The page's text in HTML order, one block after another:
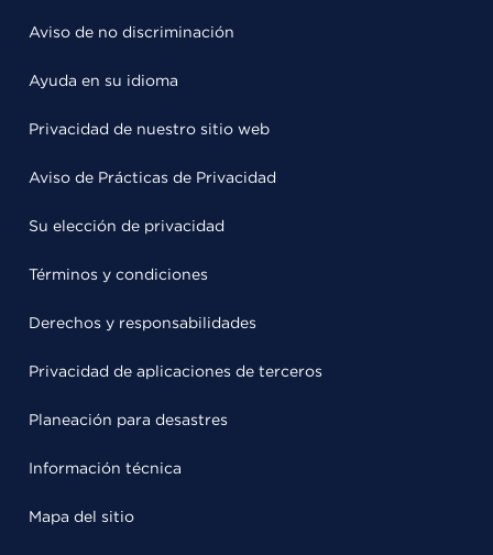
Aviso de no discriminación
Ayuda en su idioma
Privacidad de nuestro sitio web
Aviso de Prácticas de Privacidad
Su elección de privacidad
Términos y condiciones
Derechos y responsabilidades
Privacidad de aplicaciones de terceros
Planeación para desastres
Información técnica
Mapa del sitio